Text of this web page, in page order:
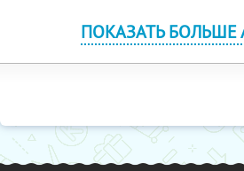
ПОКАЗАТЬ БОЛЬШЕ